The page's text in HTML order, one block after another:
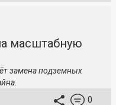
масштабную
замена подземных
0